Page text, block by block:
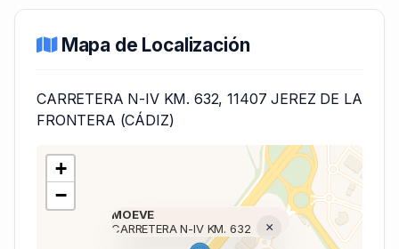
Mapa de Localización
CARRETERA N-IV KM. 632, 11407 JEREZ DE LA
FRONTERA (CÁDIZ)
MOEVE
CARRETERA N-IV KM. 632
×
+
−